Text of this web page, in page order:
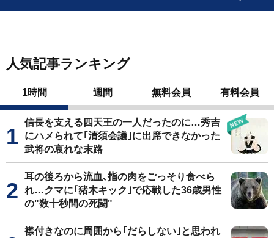
人気記事ランキング
1時間 週間 無料会員 有料会員
信長を支える四天王の一人だったのに…秀吉
にハメられて｢清須会議｣に出席できなかった
武将の哀れな末路
耳の後ろから流血､指の肉をごっそり食べら
れ…クマに｢猪木キック｣で応戦した36歳男性
の"数十秒間の死闘"
襟付きなのに周囲から｢だらしない｣と思われ